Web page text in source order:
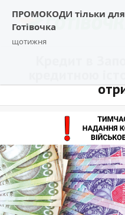
ПРОМОКОДИ тільки для
Готівочка
щотижня
Кредит в
кредитною